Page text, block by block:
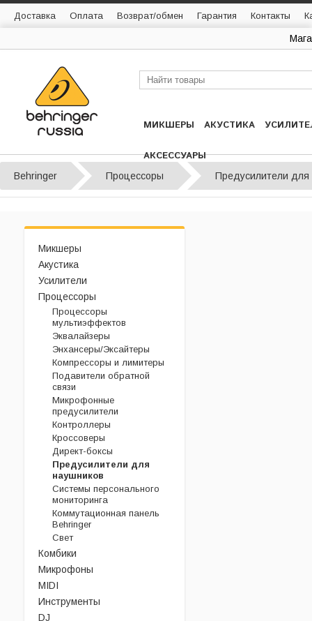
Доставка Оплата Возврат/обмен Гарантия Контакты
МИКШЕРЫ АКУСТИКА
АКСЕССУАРЫ
Behringer Процессоры Предусилители для
Микшеры
Акустика
Усилители
Процессоры
Процессоры
мультиэффектов
Эквалайзеры
Энхансеры/Эксайтеры
Компрессоры и лимитеры
Подавители обратной
связи
Микрофонные
предусилители
Контроллеры
Кроссоверы
Директ-боксы
Предусилители для
наушников
Системы персонального
мониторинга
Коммутационная панель
Behringer
Свет
Комбики
Микрофоны
MIDI
Инструменты
DJ